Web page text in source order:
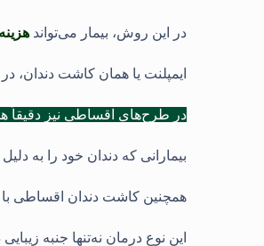
در این روش، بیمار می‌تواند
ایمپلنت یا همان کاشت دندان،
در طرح‌های اقساطی نیز دقیقاً
بیمارانی که دندان خود را به
همچنین کاشت دندان اقساطی با
این نوع درمان نه‌تنها جنبه